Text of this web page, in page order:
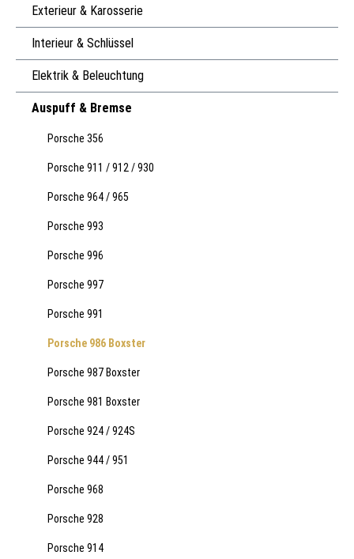
Exterieur & Karosserie
Interieur & Schlüssel
Elektrik & Beleuchtung
Auspuff & Bremse
Porsche 356
Porsche 911 / 912 / 930
Porsche 964 / 965
Porsche 993
Porsche 996
Porsche 997
Porsche 991
Porsche 986 Boxster
Porsche 987 Boxster
Porsche 981 Boxster
Porsche 924 / 924S
Porsche 944 / 951
Porsche 968
Porsche 928
Porsche 914